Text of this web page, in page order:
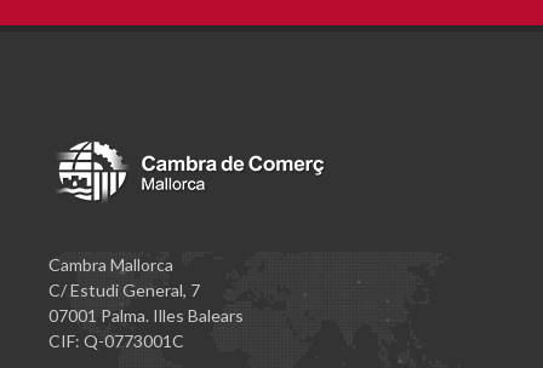
Cambra Mallorca
C/ Estudi General, 7
07001 Palma. Illes Balears
CIF: Q-0773001C